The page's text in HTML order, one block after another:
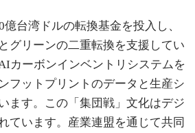
台湾ドルの転換基金を投入し、
グリーンの二重転換を支援してい
カーボンインベントリシステムを
フットプリントのデータと生産シ
ます。この「集団戦」文化はデジ
ています。産業連盟を通じて共同